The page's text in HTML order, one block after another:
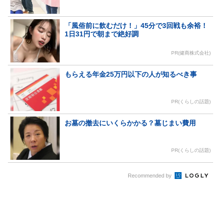
「風俗前に飲むだけ！」45分で3回戦も余裕！
1日31円で朝まで絶好調
PR(健商株式会社)
もらえる年金25万円以下の人が知るべき事
PR(くらしの話題)
お墓の撤去にいくらかかる？墓じまい費用
PR(くらしの話題)
Recommended by